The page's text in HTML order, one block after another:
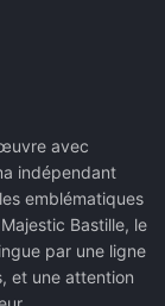
avec
indépendant
emblématiques
Bastille, le
par une ligne
et une attention